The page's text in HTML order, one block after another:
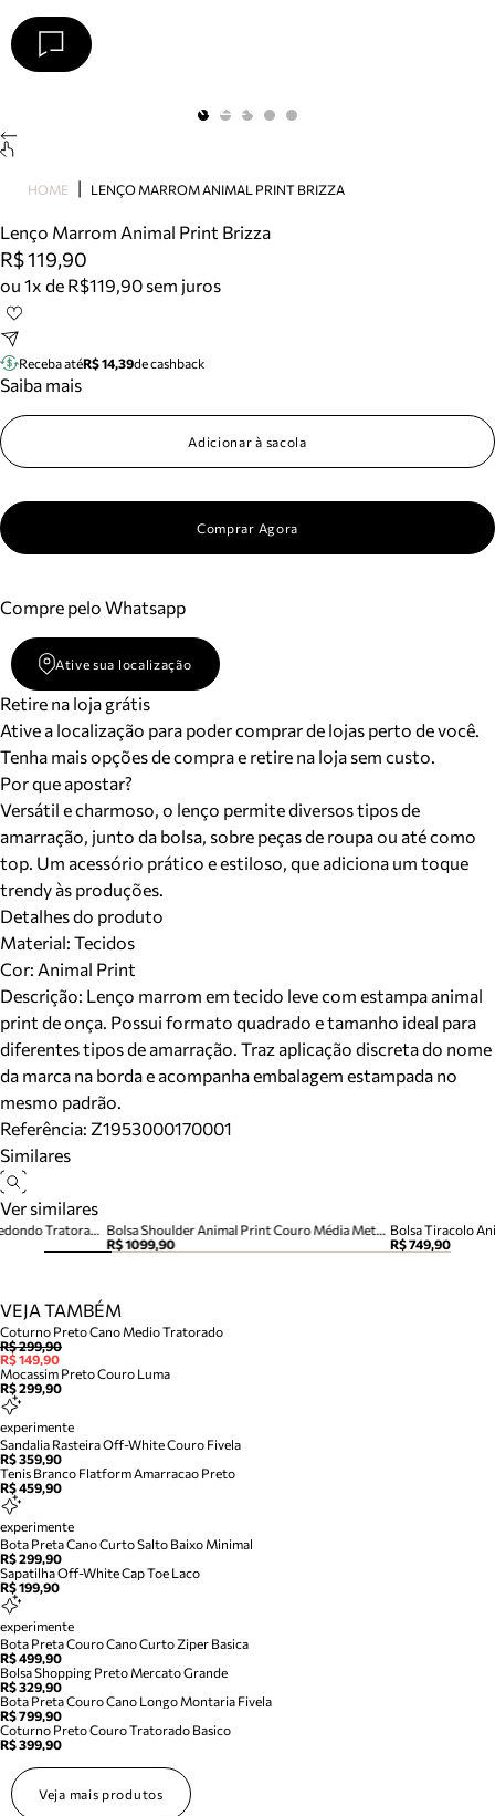
Papete
Scarpin
Mocassim
Bolsa
Tênis
Mule
Rasteira
Tire dúvidas sobre pedidos, devoluções e mais.
Acompanhe seus pedidos e solicite devoluções.
Arezzo
HOME LENÇO MARROM ANIMAL PRINT BRIZZA
Lenço Marrom Animal Print Brizza
R$ 119,90
ou 1x de R$119,90 sem juros
Receba atéR$ 14,39de cashback
Saiba mais
Adicionar à sacola
Comprar Agora
Compre pelo Whatsapp
Ative sua localização
Retire na loja grátis
Ative a localização para poder comprar de lojas perto de você.
Tenha mais opções de compra e retire na loja sem custo.
Por que apostar?
Versátil e charmoso, o lenço permite diversos tipos de
amarração, junto da bolsa, sobre peças de roupa ou até como
top. Um acessório prático e estiloso, que adiciona um toque
trendy às produções.
Detalhes do produto
Material: Tecidos
Cor: Animal Print
Descrição: Lenço marrom em tecido leve com estampa animal
print de onça. Possui formato quadrado e tamanho ideal para
diferentes tipos de amarração. Traz aplicação discreta do nome
da marca na borda e acompanha embalagem estampada no
mesmo padrão.
Referência: Z1953000170001
Similares
Ver similares
Bolsa Shoulder Animal Print Couro Média Metais
R$ 1099,90
Bolsa Tiracolo
R$ 749,90
Mocassim Animal Print Bico Redondo Tratorado
VEJA TAMBÉM
Coturno Preto Cano Medio Tratorado
R$ 299,90
R$ 149,90
Mocassim Preto Couro Luma
R$ 299,90
experimente
Sandalia Rasteira Off-White Couro Fivela
R$ 359,90
Tenis Branco Flatform Amarracao Preto
R$ 459,90
experimente
Bota Preta Cano Curto Salto Baixo Minimal
R$ 299,90
Sapatilha Off-White Cap Toe Laco
R$ 199,90
experimente
Bota Preta Couro Cano Curto Ziper Basica
R$ 499,90
Bolsa Shopping Preto Mercato Grande
R$ 329,90
Bota Preta Couro Cano Longo Montaria Fivela
R$ 799,90
Coturno Preto Couro Tratorado Basico
R$ 399,90
Veja mais produtos